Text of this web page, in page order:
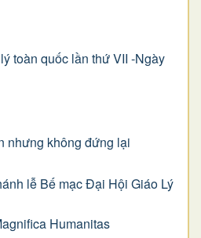
toàn quốc lần thứ VII -Ngày
nhưng không đứng lại
lễ Bế mạc Đại Hội Giáo Lý
Humanitas